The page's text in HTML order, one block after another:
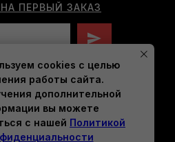
ПЕРВЫЙ ЗАКАЗ
вы даете согласие на
данных
политикой
.
cookies с целью
работы сайта.
дополнительной
вы можете
с нашей Политикой